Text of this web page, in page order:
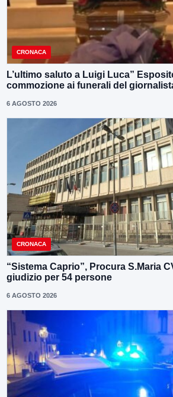
CRONACA
L’ultimo saluto a Luigi Luca”
commozione ai funerali del
6 AGOSTO 2026
CRONACA
“Sistema Caprio”, Procura S.Maria
giudizio per 54 persone
6 AGOSTO 2026